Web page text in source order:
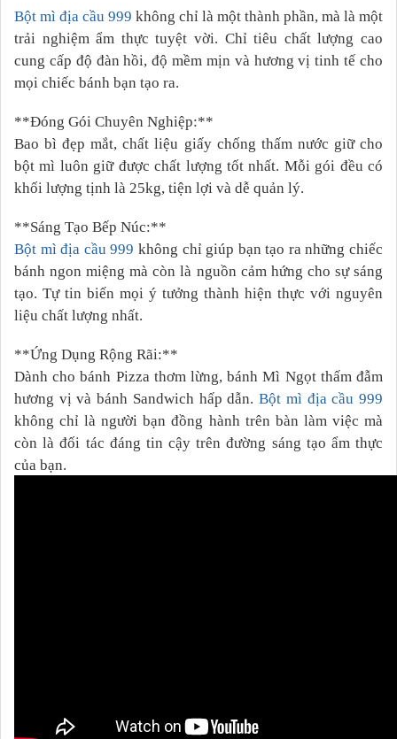
Bột mì địa cầu 999 không chỉ là một thành phần, mà là một
trải nghiệm ẩm thực tuyệt vời. Chỉ tiêu chất lượng cao
cung cấp độ đàn hồi, độ mềm mịn và hương vị tinh tế cho
mọi chiếc bánh bạn tạo ra.
**Đóng Gói Chuyên Nghiệp:**
Bao bì đẹp mắt, chất liệu giấy chống thấm nước giữ cho
bột mì luôn giữ được chất lượng tốt nhất. Mỗi gói đều có
khối lượng tịnh là 25kg, tiện lợi và dễ quản lý.
**Sáng Tạo Bếp Núc:**
Bột mì địa cầu 999 không chỉ giúp bạn tạo ra những chiếc
bánh ngon miệng mà còn là nguồn cảm hứng cho sự sáng
tạo. Tự tin biến mọi ý tưởng thành hiện thực với nguyên
liệu chất lượng nhất.
**Ứng Dụng Rộng Rãi:**
Dành cho bánh Pizza thơm lừng, bánh Mì Ngọt thấm đẫm
hương vị và bánh Sandwich hấp dẫn.Bột mì địa cầu 999
không chỉ là người bạn đồng hành trên bàn làm việc mà
còn là đối tác đáng tin cậy trên đường sáng tạo ẩm thực
của bạn.